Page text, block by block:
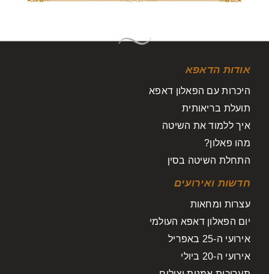
אודות הדאפא
היכרות עם הפאלון דאפא
תועלת בריאותית
איך ללמוד את השיטה
מהו פאלון?
התחלת השיטה בסין
חדשות ואירועים
עצרות ומחאות
יום הפאלון דאפא העולמי
אירועי ה-25 באפריל
אירועי ה-20 ביולי